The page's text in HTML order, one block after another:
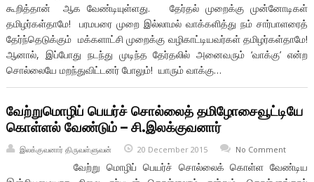
கூறித்தான் ஆக வேண்டியுள்ளது. தேர்தல் முறைக்கு முன்னோடிகள்
தமிழர்கள்தாமே! பரமபரை முறை இல்லாமல் வாக்களித்து நம் சார்பாளரைத்
தேர்ந்தெடுக்கும் மக்களாட்சி முறைக்கு வழிகாட்டியவர்கள் தமிழர்கள்தாமே!
ஆனால், இப்போது நடந்து முடிந்த தேர்தலில் அனைவரும் ‘வாக்கு’ என்ற
சொல்லையே மறந்துவிட்டனர் போலும்! யாரும் வாக்கு…
வேற்றுமொழிப் பெயர்ச் சொல்லைத் தமிழோசைவூட்டியே
கொள்ளல் வேண்டும் – சி.இலக்குவனார்
இலக்குவனார் திருவள்ளுவன் 20 December 2015 No Comment
வேற்று மொழிப் பெயர்ச் சொல்லைக் கொள்ள வேண்டிய